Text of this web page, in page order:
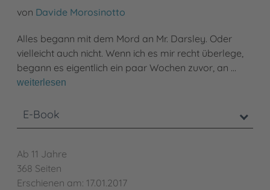
von Davide Morosinotto
Alles begann mit dem Mord an Mr. Darsley. Oder
vielleicht auch nicht. Wenn ich es mir recht überlege,
begann es eigentlich ein paar Wochen zuvor, an …
weiterlesen
E-Book
Ab 11 Jahre
368 Seiten
Erschienen am: 17.01.2017